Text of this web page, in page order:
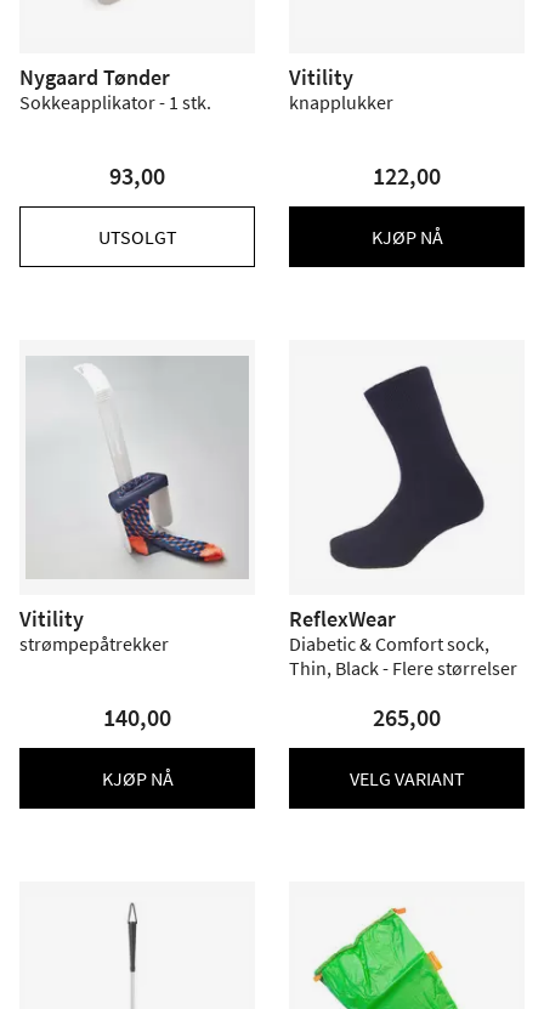
Nygaard Tønder
Sokkeapplikator - 1 stk.
93,00
UTSOLGT
Vitility
knapplukker
122,00
KJØP NÅ
Vitility
strømpepåtrekker
140,00
KJØP NÅ
ReflexWear
Diabetic & Comfort sock,
Thin, Black - Flere størrelser
265,00
VELG VARIANT